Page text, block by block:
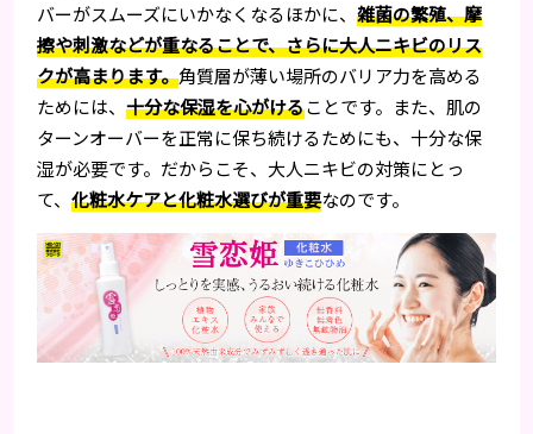
バーがスムーズにいかなくなるほかに、雑菌の繁殖、摩
擦や刺激などが重なることで、さらに大人ニキビのリス
クが高まります。角質層が薄い場所のバリア力を高める
ためには、十分な保湿を心がけることです。また、肌の
ターンオーバーを正常に保ち続けるためにも、十分な保
湿が必要です。だからこそ、大人ニキビの対策にとっ
て、化粧水ケアと化粧水選びが重要なのです。